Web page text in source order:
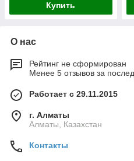
Купить
О нас
Рейтинг не сформирован
Менее 5 отзывов за
Работает с 29.11.2015
г. Алматы
Алматы, Казахстан
Контакты